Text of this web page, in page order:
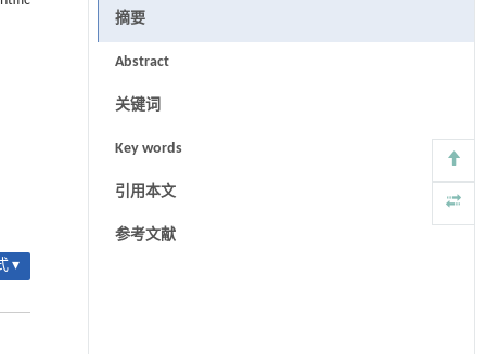
▾
摘要
Abstract
关键词
Key words
引用本文
参考文献